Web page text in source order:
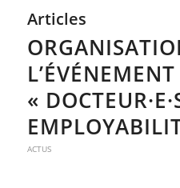
Articles
L’ÉVÉNEMENT
«
ACTUS